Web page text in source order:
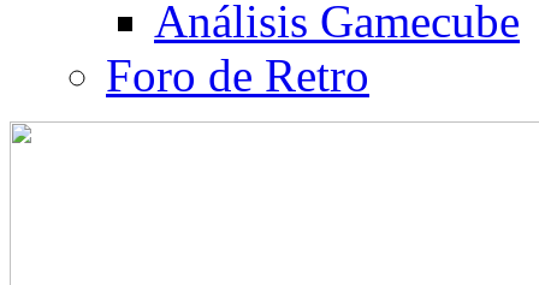
Análisis Gamecube
Foro de Retro